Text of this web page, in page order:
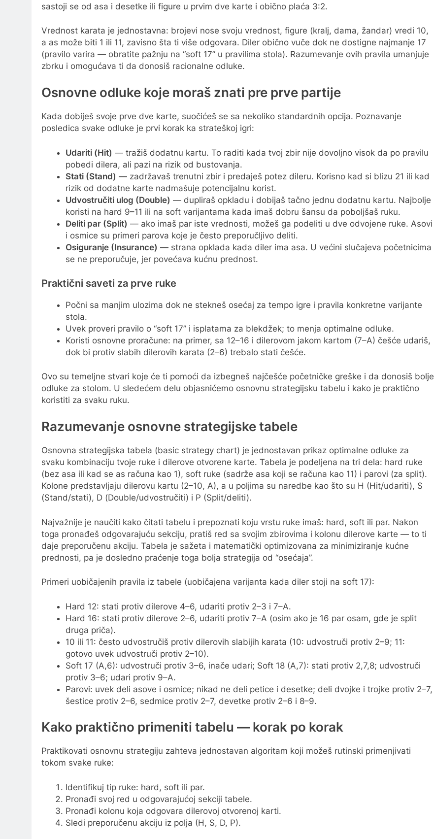
sastoji se od asa i desetke ili figure u prvim dve karte i obično plaća 3:2.
Vrednost karata je jednostavna: brojevi nose svoju vrednost, figure (kralj, dama, žandar) vredi 10,
a as može biti 1 ili 11, zavisno šta ti više odgovara. Diler obično vuče dok ne dostigne najmanje 17
(pravilo varira — obratite pažnju na “soft 17” u pravilima stola). Razumevanje ovih pravila umanjuje
zbrku i omogućava ti da donosiš racionalne odluke.
Osnovne odluke koje moraš znati pre prve partije
Kada dobiješ svoje prve dve karte, suočićeš se sa nekoliko standardnih opcija. Poznavanje
posledica svake odluke je prvi korak ka strateškoj igri:
Udariti (Hit) — tražiš dodatnu kartu. To raditi kada tvoj zbir nije dovoljno visok da po pravilu
pobedi dilera, ali pazi na rizik od bustovanja.
Stati (Stand) — zadržavaš trenutni zbir i predaješ potez dileru. Korisno kad si blizu 21 ili kad
rizik od dodatne karte nadmašuje potencijalnu korist.
Udvostručiti ulog (Double) — dupliraš opkladu i dobijaš tačno jednu dodatnu kartu. Najbolje
koristi na hard 9–11 ili na soft varijantama kada imaš dobru šansu da poboljšaš ruku.
Deliti par (Split) — ako imaš par iste vrednosti, možeš ga podeliti u dve odvojene ruke. Asovi
i osmice su primeri parova koje je često preporučljivo deliti.
Osiguranje (Insurance) — strana opklada kada diler ima asa. U većini slučajeva početnicima
se ne preporučuje, jer povećava kućnu prednost.
Praktični saveti za prve ruke
Počni sa manjim ulozima dok ne stekneš osećaj za tempo igre i pravila konkretne varijante
stola.
Uvek proveri pravilo o “soft 17” i isplatama za blekdžek; to menja optimalne odluke.
Koristi osnovne proračune: na primer, sa 12–16 i dilerovom jakom kartom (7–A) češće udariš,
dok bi protiv slabih dilerovih karata (2–6) trebalo stati češće.
Ovo su temeljne stvari koje će ti pomoći da izbegneš najčešće početničke greške i da donosiš bolje
odluke za stolom. U sledećem delu objasnićemo osnovnu strategijsku tabelu i kako je praktično
koristiti za svaku ruku.
Razumevanje osnovne strategijske tabele
Osnovna strategijska tabela (basic strategy chart) je jednostavan prikaz optimalne odluke za
svaku kombinaciju tvoje ruke i dilerove otvorene karte. Tabela je podeljena na tri dela: hard ruke
(bez asa ili kad se as računa kao 1), soft ruke (sadrže asa koji se računa kao 11) i parovi (za split).
Kolone predstavljaju dilerovu kartu (2–10, A), a u poljima su naredbe kao što su H (Hit/udariti), S
(Stand/stati), D (Double/udvostručiti) i P (Split/deliti).
Najvažnije je naučiti kako čitati tabelu i prepoznati koju vrstu ruke imaš: hard, soft ili par. Nakon
toga pronađeš odgovarajuću sekciju, pratiš red sa svojim zbirovima i kolonu dilerove karte — to ti
daje preporučenu akciju. Tabela je sažeta i matematički optimizovana za minimiziranje kućne
prednosti, pa je dosledno praćenje toga bolja strategija od “osećaja”.
Primeri uobičajenih pravila iz tabele (uobičajena varijanta kada diler stoji na soft 17):
Hard 12: stati protiv dilerove 4–6, udariti protiv 2–3 i 7–A.
Hard 16: stati protiv dilerove 2–6, udariti protiv 7–A (osim ako je 16 par osam, gde je split
druga priča).
10 ili 11: često udvostručiš protiv dilerovih slabijih karata (10: udvostruči protiv 2–9; 11:
gotovo uvek udvostruči protiv 2–10).
Soft 17 (A,6): udvostruči protiv 3–6, inače udari; Soft 18 (A,7): stati protiv 2,7,8; udvostruči
protiv 3–6; udari protiv 9–A.
Parovi: uvek deli asove i osmice; nikad ne deli petice i desetke; deli dvojke i trojke protiv 2–7,
šestice protiv 2–6, sedmice protiv 2–7, devetke protiv 2–6 i 8–9.
Kako praktično primeniti tabelu — korak po korak
Praktikovati osnovnu strategiju zahteva jednostavan algoritam koji možeš rutinski primenjivati
tokom svake ruke:
Identifikuj tip ruke: hard, soft ili par.
Pronađi svoj red u odgovarajućoj sekciji tabele.
Pronađi kolonu koja odgovara dilerovoj otvorenoj karti.
Sledi preporučenu akciju iz polja (H, S, D, P).